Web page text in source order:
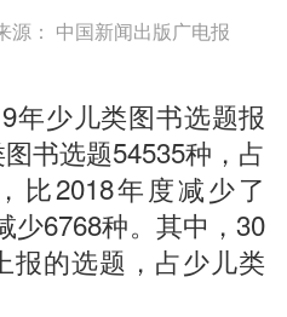
源： 中国新闻出版广电报
少儿类图书选题报
书选题54535种，占
比2018年度减少了
少6768种。其中，30
报的选题，占少儿类